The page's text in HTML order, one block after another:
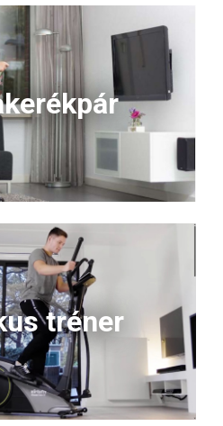
tréner